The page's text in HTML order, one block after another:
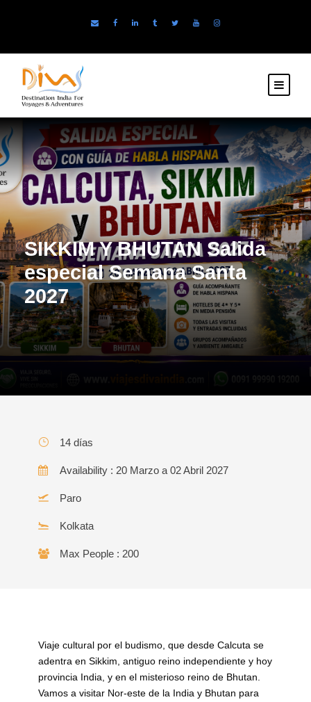
SIKKIM Y BHUTAN Salida
especial Semana Santa
2027
14 días
Availability : 20 Marzo a 02 Abril 2027
Paro
Kolkata
Max People : 200
Viaje cultural por el budismo, que desde Calcuta se
adentra en Sikkim, antiguo reino independiente y hoy
provincia India, y en el misterioso reino de Bhutan.
Vamos a visitar Nor-este de la India y Bhutan para